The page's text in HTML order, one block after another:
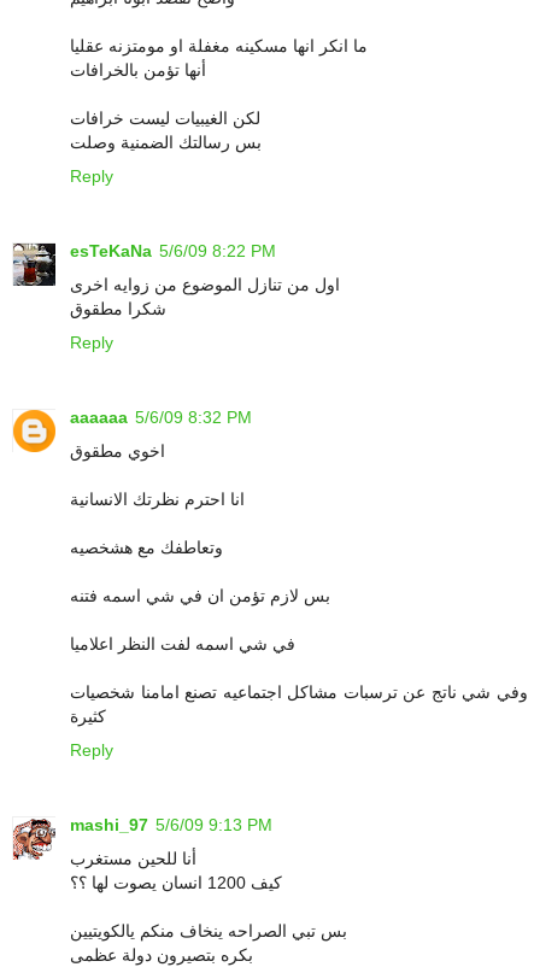
ما انكر انها مسكينه مغفلة او مومتزنه عقليا
أنها تؤمن بالخرافات
لكن الغيبيات ليست خرافات
بس رسالتك الضمنية وصلت
Reply
esTeKaNa 5/6/09 8:22 PM
اول من تنازل الموضوع من زوايه اخرى
شكرا مطقوق
Reply
aaaaaa 5/6/09 8:32 PM
اخوي مطقوق
انا احترم نظرتك الانسانية
وتعاطفك مع هشخصيه
بس لازم تؤمن ان في شي اسمه فتنه
في شي اسمه لفت النظر اعلاميا
وفي شي ناتج عن ترسبات مشاكل اجتماعيه تصنع امامنا شخصيات
كثيرة
Reply
mashi_97 5/6/09 9:13 PM
أنا للحين مستغرب
كيف 1200 انسان يصوت لها ؟؟
بس تبي الصراحه ينخاف منكم يالكويتيين
بكره بتصيرون دولة عظمى